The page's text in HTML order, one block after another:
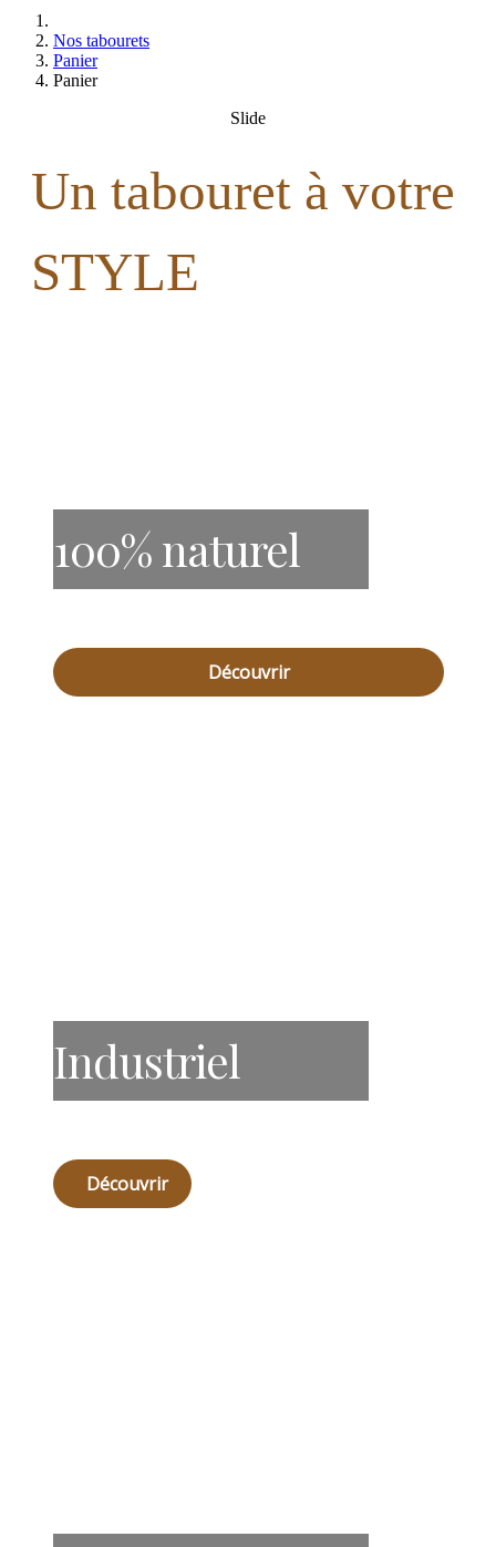
Nos tabourets
Panier
Panier
Slide
Un tabouret à votre
STYLE
100% naturel
Découvrir
Industriel
Découvrir